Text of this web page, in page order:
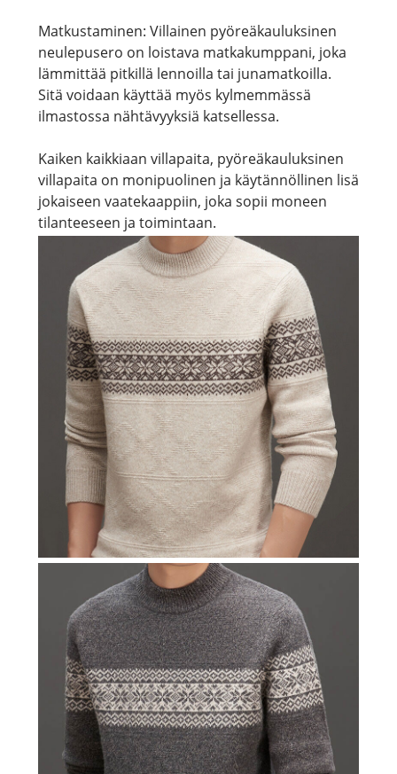
Matkustaminen: Villainen pyöreäkauluksinen
neulepusero on loistava matkakumppani, joka
lämmittää pitkillä lennoilla tai junamatkoilla.
Sitä voidaan käyttää myös kylmemmässä
ilmastossa nähtävyyksiä katsellessa.
Kaiken kaikkiaan villapaita, pyöreäkauluksinen
villapaita on monipuolinen ja käytännöllinen lisä
jokaiseen vaatekaappiin, joka sopii moneen
tilanteeseen ja toimintaan.